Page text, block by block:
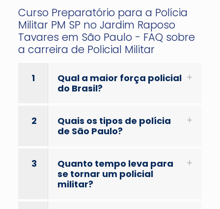
Curso Preparatório para a Polícia
Militar PM SP no Jardim Raposo
Tavares em São Paulo - FAQ sobre
a carreira de Policial Militar
1
Qual a maior força policial
do Brasil?
2
Quais os tipos de polícia
de São Paulo?
3
Quanto tempo leva para
se tornar um policial
militar?